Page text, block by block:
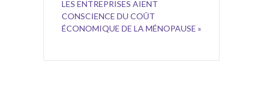
LES ENTREPRISES AIENT
CONSCIENCE DU COÛT
ÉCONOMIQUE DE LA MÉNOPAUSE »